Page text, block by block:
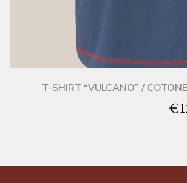
T-SHIRT “VULCANO” /
€